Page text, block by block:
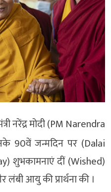
नरेंद्र मोदी (PM Narendra
90वें जन्मदिन पर (Dalai
शुभकामनाएं दीं (Wished)
आयु की प्रार्थना की ।